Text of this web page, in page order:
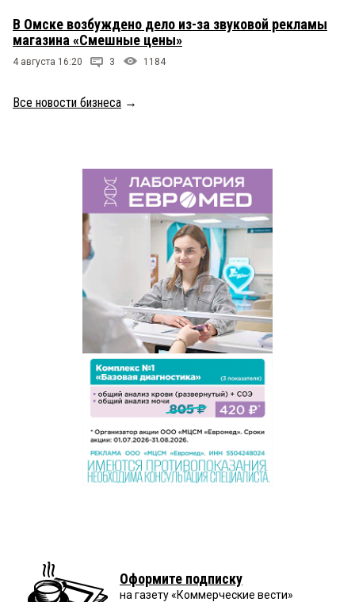
В Омске возбуждено дело из-за звуковой рекламы
магазина «Смешные цены»
4 августа 16:20 3 1184
Все новости бизнеса →
Оформите подписку
на газету «Коммерческие вести»